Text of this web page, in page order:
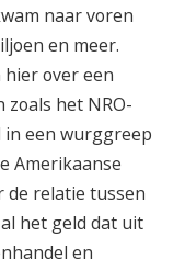
naar voren
en meer.
over een
zoals het NRO-
in een wurggreep
Amerikaanse
de relatie tussen
het geld dat uit
en